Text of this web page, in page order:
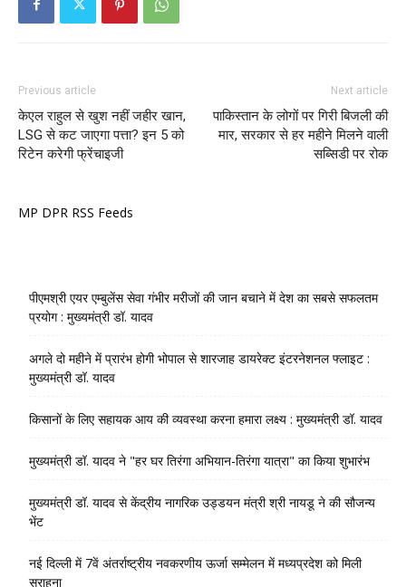
Previous article
केएल राहुल से खुश नहीं जहीर खान,
LSG से कट जाएगा पत्ता? इन 5 को
रिटेन करेगी फ्रेंचाइजी
Next article
पाकिस्तान के लोगों पर गिरी बिजली की
मार, सरकार से हर महीने मिलने वाली
सब्सिडी पर रोक
MP DPR RSS Feeds
पीएमश्री एयर एम्बुलेंस सेवा गंभीर मरीजों की जान बचाने में देश का सबसे सफलतम
प्रयोग : मुख्यमंत्री डॉ. यादव
अगले दो महीने में प्रारंभ होगी भोपाल से शारजाह डायरेक्ट इंटरनेशनल फ्लाइट :
मुख्यमंत्री डॉ. यादव
किसानों के लिए सहायक आय की व्यवस्था करना हमारा लक्ष्य : मुख्यमंत्री डॉ. यादव
मुख्यमंत्री डॉ. यादव ने "हर घर तिरंगा अभियान-तिरंगा यात्रा" का किया शुभारंभ
मुख्यमंत्री डॉ. यादव से केंद्रीय नागरिक उड्डयन मंत्री श्री नायडू ने की सौजन्य
भेंट
नई दिल्ली में 7वें अंतर्राष्ट्रीय नवकरणीय ऊर्जा सम्मेलन में मध्यप्रदेश को मिली
सराहना